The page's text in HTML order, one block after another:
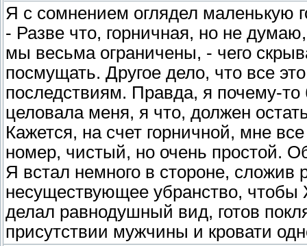
Я с сомнением оглядел маленькую
- Разве что, горничная, но не
мы весьма ограничены, - чего
посмущать. Другое дело, что все
последствиям. Правда, я почему-
целовала меня, я что, должен
Кажется, на счет горничной, мне
номер, чистый, но очень простой.
Я встал немного в стороне, сложив
несуществующее убранство, чтобы
делал равнодушный вид, готов
присутствии мужчины и кровати